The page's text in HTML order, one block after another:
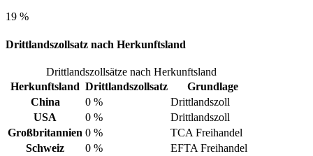
19 %
Drittlandszollsatz nach Herkunftsland
Drittlandszollsätze nach Herkunftsland
Herkunftsland Drittlandszollsatz
Grundlage
China
0 %
Drittlandszoll
USA
0 %
Drittlandszoll
Großbritannien 0 %
TCA Freihandel
Schweiz
0 %
EFTA Freihandel